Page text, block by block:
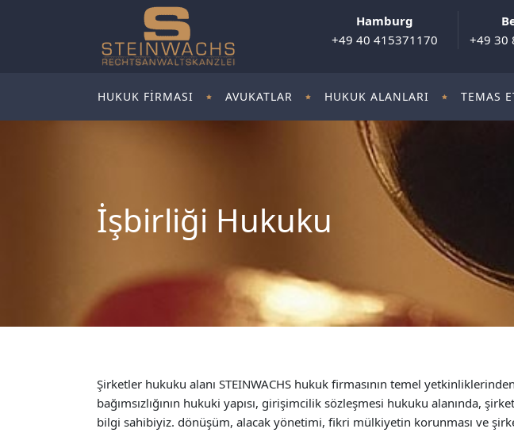
Hamburg
+49 40 415371170
+49 30
HUKUK FIRMASI AVUKATLAR HUKUK ALANLARI TEMAS
İşbirliği Hukuku
Şirketler hukuku alanı STEINWACHS hukuk firmasının temel
bağımsızlığının hukuki yapısı, girişimcilik sözleşmesi hukuku alanında,
bilgi sahibiyiz. dönüşüm, alacak yönetimi, fikri mülkiyetin korunması ve